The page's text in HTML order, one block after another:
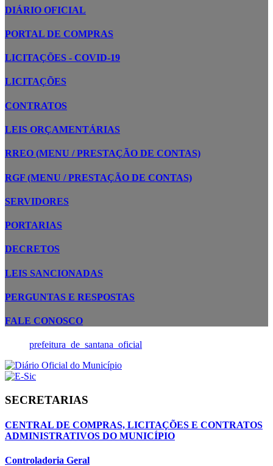
DIÁRIO OFICIAL
PORTAL DE COMPRAS
LICITAÇÕES - COVID-19
LICITAÇÕES
CONTRATOS
LEIS ORÇAMENTÁRIAS
RREO (MENU / PRESTAÇÃO DE CONTAS)
RGF (MENU / PRESTAÇÃO DE CONTAS)
SERVIDORES
PORTARIAS
DECRETOS
LEIS SANCIONADAS
PERGUNTAS E RESPOSTAS
FALE CONOSCO
prefeitura_de_santana_oficial
SECRETARIAS
CENTRAL DE COMPRAS, LICITAÇÕES E CONTRATOS
ADMINISTRATIVOS DO MUNICÍPIO
Controladoria Geral